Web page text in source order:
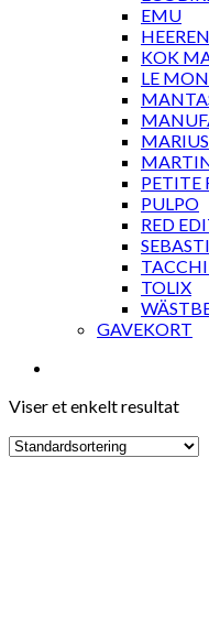
EMU
KOK
LE
PETITE
PULPO
RED
TOLIX
GAVEKORT
Viser et enkelt resultat